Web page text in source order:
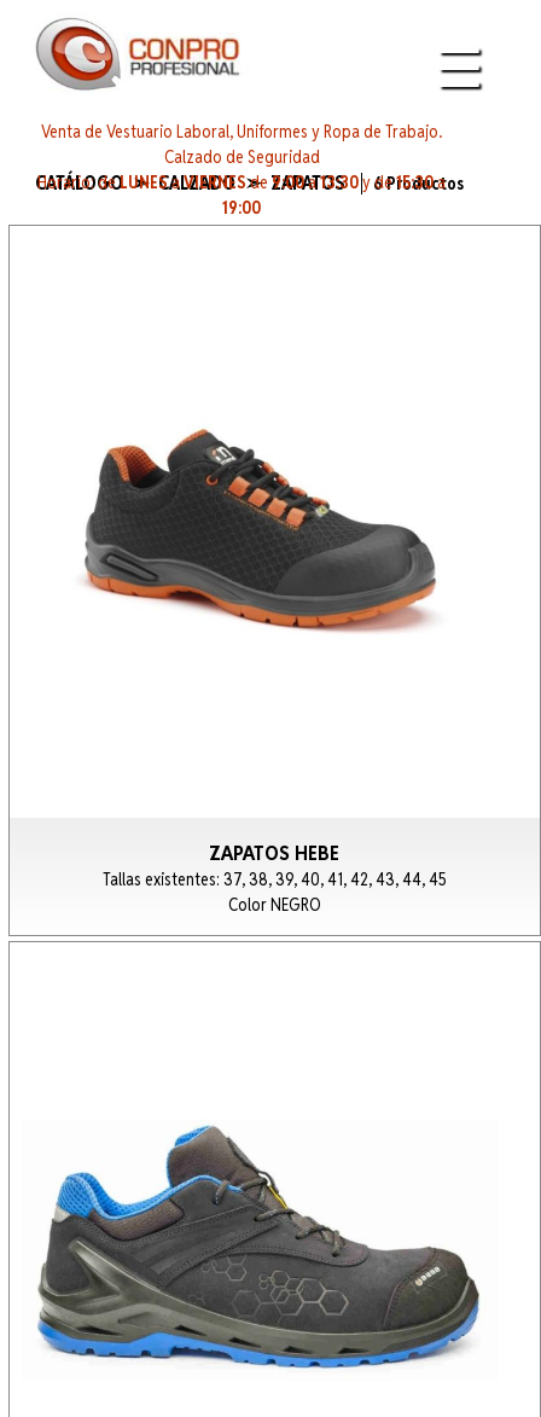
Venta de Vestuario Laboral, Uniformes y Ropa de Trabajo.
Calzado de Seguridad
Horario: deLUNESaVIERNESde 9:00a13:30y de15:30a
19:00
CATÁLOGO ➣ CALZADO ➣ ZAPATOS 6 Productos
ZAPATOS HEBE
Tallas existentes: 37, 38, 39, 40, 41, 42, 43, 44, 45
Color NEGRO